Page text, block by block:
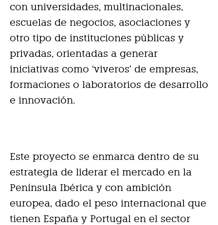
con universidades, multinacionales,
escuelas de negocios, asociaciones y
otro tipo de instituciones públicas y
privadas, orientadas a generar
iniciativas como ‘viveros’ de empresas,
formaciones o laboratorios de desarrollo
e innovación.
Este proyecto se enmarca dentro de su
estrategia de liderar el mercado en la
Península Ibérica y con ambición
europea, dado el peso internacional que
tienen España y Portugal en el sector